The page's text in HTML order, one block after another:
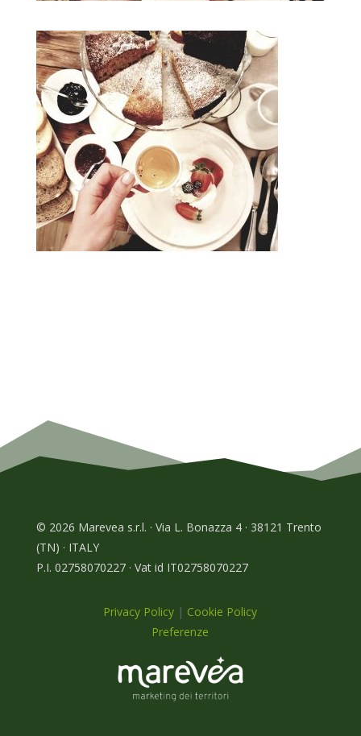
© 2026 Marevea s.r.l. · Via L. Bonazza 4 · 38121 Trento
(TN) · ITALY
P.I. 02758070227 · Vat id IT02758070227
Privacy Policy | Cookie Policy
Preferenze